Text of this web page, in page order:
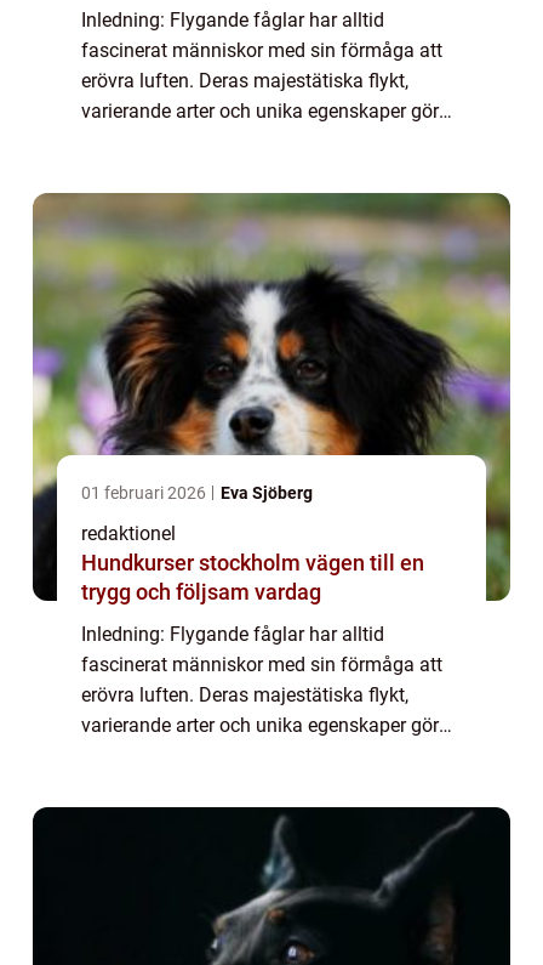
Inledning: Flygande fåglar har alltid
fascinerat människor med sin förmåga att
erövra luften. Deras majestätiska flykt,
varierande arter och unika egenskaper gör
01 februari 2026 Eva Sjöberg
redaktionel
Hundkurser stockholm vägen till en
trygg och följsam vardag
Inledning: Flygande fåglar har alltid
fascinerat människor med sin förmåga att
erövra luften. Deras majestätiska flykt,
varierande arter och unika egenskaper gör